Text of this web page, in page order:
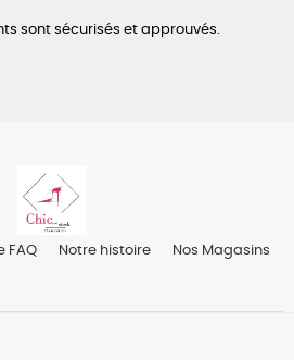
sont sécurisés et approuvés.
FAQ Notre histoire Nos Magasins